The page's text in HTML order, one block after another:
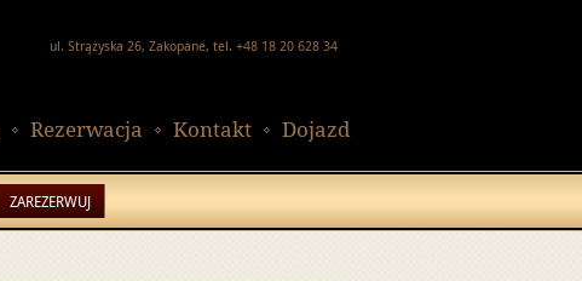
ul. Strążyska 26, Zakopane, tel. +48 18 20 628 34
Rezerwacja Kontakt Dojazd
ZAREZERWUJ